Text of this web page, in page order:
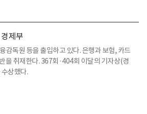
경제부
감독원 등을 출입하고 있다. 은행과 보험, 카드
을 취재한다. 367회·404회 이달의 기자상(경
상했다.